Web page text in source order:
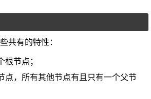
共有的特性：
根节点；
点，所有其他节点有且只有一个父节